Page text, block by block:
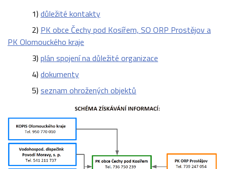
1) důležité kontakty
2) PK obce Čechy pod Kosířem, SO ORP Prostějov a
PK Olomouckého kraje
3) plán spojení na důležité organizace
4) dokumenty
5) seznam ohrožených objektů